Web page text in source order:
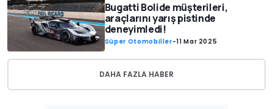
Bugatti Bolide müşterileri,
araçlarını yarış pistinde
deneyimledi!
Süper Otomobiller-11 Mar 2025
DAHA FAZLA HABER